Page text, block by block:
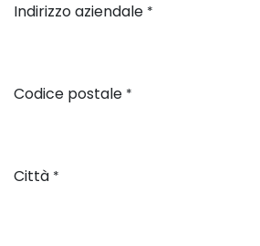
Indirizzo aziendale *
Codice postale *
Città *